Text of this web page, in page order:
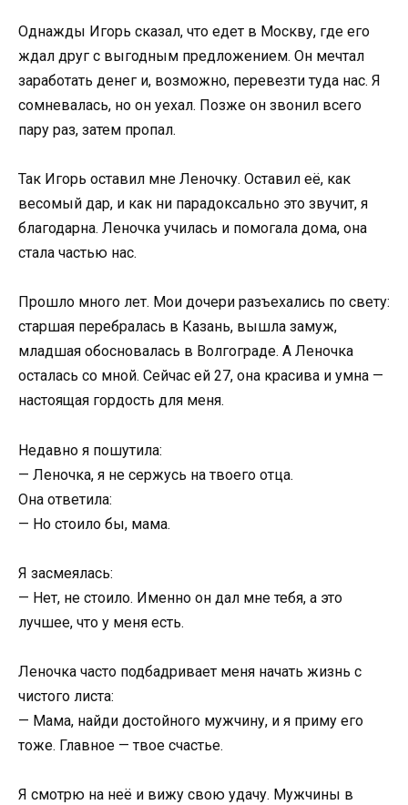
Однажды Игорь сказал, что едет в Москву, где его
ждал друг с выгодным предложением. Он мечтал
заработать денег и, возможно, перевезти туда нас. Я
сомневалась, но он уехал. Позже он звонил всего
пару раз, затем пропал.
Так Игорь оставил мне Леночку. Оставил её, как
весомый дар, и как ни парадоксально это звучит, я
благодарна. Леночка училась и помогала дома, она
стала частью нас.
Прошло много лет. Мои дочери разъехались по свету:
старшая перебралась в Казань, вышла замуж,
младшая обосновалась в Волгограде. А Леночка
осталась со мной. Сейчас ей 27, она красива и умна —
настоящая гордость для меня.
Недавно я пошутила:
— Леночка, я не сержусь на твоего отца.
Она ответила:
— Но стоило бы, мама.
Я засмеялась:
— Нет, не стоило. Именно он дал мне тебя, а это
лучшее, что у меня есть.
Леночка часто подбадривает меня начать жизнь с
чистого листа:
— Мама, найди достойного мужчину, и я приму его
тоже. Главное — твое счастье.
Я смотрю на неё и вижу свою удачу. Мужчины в